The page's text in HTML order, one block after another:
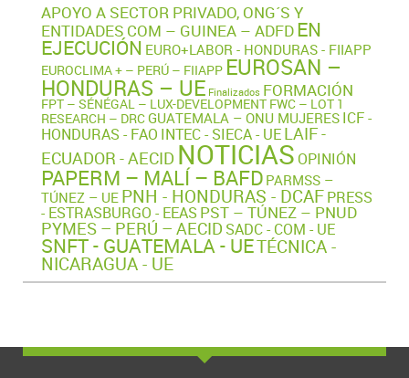
APOYO A SECTOR PRIVADO, ONG´S Y
ENTIDADES COM – GUINEA – ADFDEN
EJECUCIÓN EURO+LABOR - HONDURAS - FIIAPP
EUROCLIMA + – PERÚ – FIIAPP EUROSAN –
HONDURAS – UE Finalizados FORMACIÓN
FPT – SÉNÉGAL – LUX-DEVELOPMENT FWC – LOT 1
RESEARCH – DRCGUATEMALA – ONU MUJERES ICF -
HONDURAS - FAO INTEC - SIECA - UELAIF -
ECUADOR - AECID NOTICIASOPINIÓN
PAPERM – MALÍ – BAFD PARMSS –
TÚNEZ – UE PNH - HONDURAS - DCAFPRESS
- ESTRASBURGO - EEAS PST – TÚNEZ – PNUD
PYMES – PERÚ – AECID SADC - COM - UE
SNFT - GUATEMALA - UETÉCNICA -
NICARAGUA - UE